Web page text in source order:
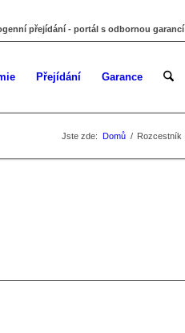
přejídání - portál s odbornou garancí
Přejídání Garance
Jste zde: Domů / Rozcestník